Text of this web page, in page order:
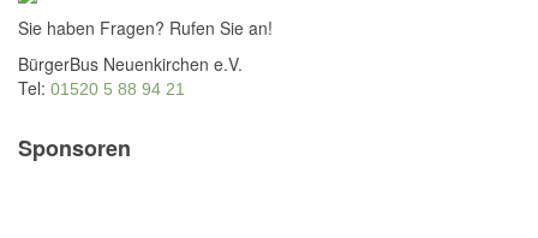
Sie haben Fragen? Rufen Sie an!
BürgerBus Neuenkirchen e.V.
Tel: 01520 5 88 94 21
Sponsoren